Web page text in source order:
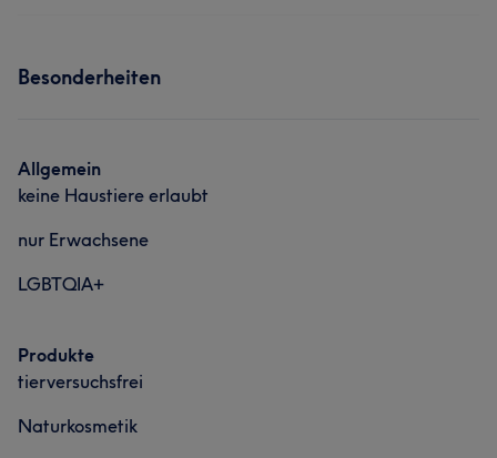
Besonderheiten
Allgemein
keine Haustiere erlaubt
nur Erwachsene
LGBTQIA+
Produkte
tierversuchsfrei
Naturkosmetik